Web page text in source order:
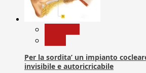
Per la sordita’ un impianto
invisibile e autoricricabile